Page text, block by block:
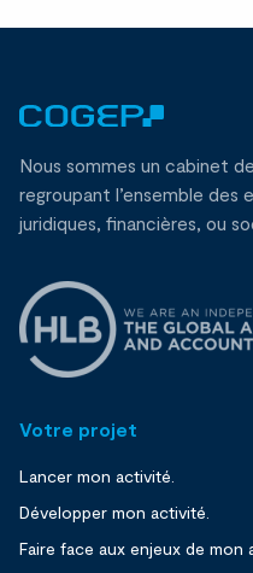
Nous sommes un cabinet
regroupant l’ensemble des
juridiques, financières, ou
Votre projet
Lancer mon activité.
Développer mon activité.
Faire face aux enjeux de mon